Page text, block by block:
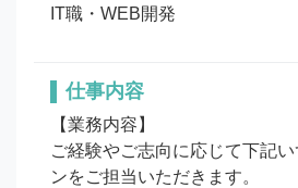
IT職・WEB開発
仕事内容
【業務内容】
ご経験やご志向に応じて下記
ンをご担当いただきます。